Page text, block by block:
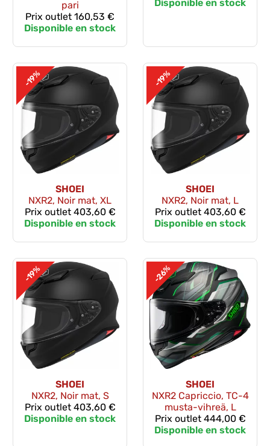
pari
Prix outlet 160,53 €
Disponible en stock
Disponible en stock
-19%
SHOEI
NXR2, Noir mat, XL
Prix outlet403,60 €
Disponible en stock
-19%
SHOEI
NXR2, Noir mat, L
Prix outlet403,60 €
Disponible en stock
-19%
SHOEI
NXR2, Noir mat, S
Prix outlet403,60 €
Disponible en stock
-26%
SHOEI
NXR2 Capriccio, TC-4
musta-vihreä, L
Prix outlet444,00 €
Disponible en stock